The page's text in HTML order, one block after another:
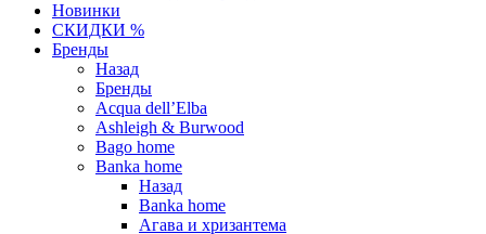
Новинки
СКИДКИ %
Бренды
Назад
Бренды
Acqua dell’Elba
Ashleigh & Burwood
Bago home
Banka home
Назад
Banka home
Агава и хризантема